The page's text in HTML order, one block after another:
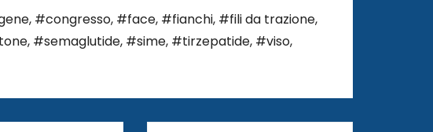
, #congresso, #face, #fianchi, #fili da trazione,
, #semaglutide, #sime, #tirzepatide, #viso,